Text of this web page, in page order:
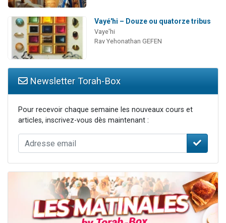
Vayé'hi – Douze ou quatorze tribus
Vaye'hi
Rav Yehonathan GEFEN
Newsletter Torah-Box
Pour recevoir chaque semaine les nouveaux cours et
articles, inscrivez-vous dès maintenant :